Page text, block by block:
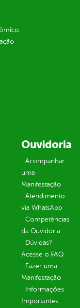
Ouvidoria
Acompanhar
uma
Manifestação
Atendimento
via WhatsApp
Competências
da Ouvidoria
Dúvidas?
Acesse o FAQ
Fazer uma
Manifestação
Informações
Importantes